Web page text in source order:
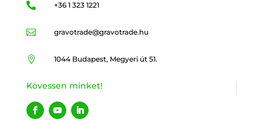
 +36 1 323 1221
 gravotrade@gravotrade.hu
 1044 Budapest, Megyeri út 51.
Kövessen minket!